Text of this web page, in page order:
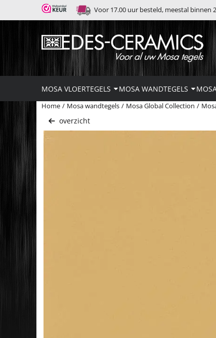
Cookievoorkeuren zijn momenteel gesloten.Voor 17.00 uur besteld, meestal binnen
MOSA VLOERTEGELS MOSA WANDTEGELS
Home / Mosa wandtegels / Mosa Global Collection /
overzicht